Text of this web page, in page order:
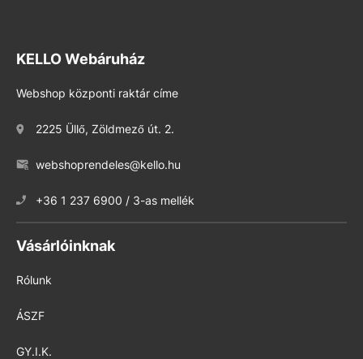
KELLO Webáruház
Webshop központi raktár címe
2225 Üllő, Zöldmező út. 2.
webshoprendeles@kello.hu
+36 1 237 6900 / 3-as mellék
Vásárlóinknak
Rólunk
ÁSZF
GY.I.K.